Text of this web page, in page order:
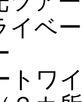
イベ
トワ